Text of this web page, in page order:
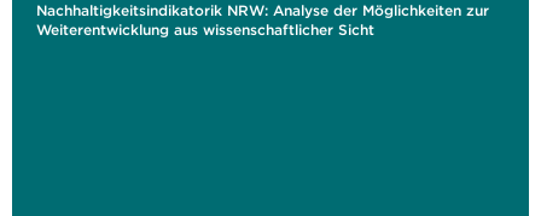
Nachhaltigkeitsindikatorik NRW: Analyse der Möglichkeiten zur
Weiterentwicklung aus wissenschaftlicher Sicht